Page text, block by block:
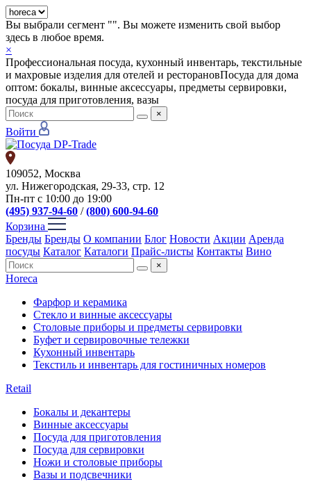
Вы выбрали сегмент "". Вы можете изменить свой выбор
здесь в любое время.
×
Профессиональная посуда, кухонный инвентарь, текстильные
и махровые изделия для отелей и ресторановПосуда для дома
оптом: бокалы, винные аксессуары, предметы сервировки,
посуда для приготовления, вазы
×
Войти
109052, Москва
ул. Нижегородская, 29-33, стр. 12
Пн-пт с 10:00 до 19:00
(495) 937-94-60 /(800) 600-94-60
Корзина
Бренды Бренды О компании Блог Новости Акции Аренда
посуды Каталог Каталоги Прайс-листы Контакты Вино
×
Horeca
Фарфор и керамика
Стекло и винные аксессуары
Столовые приборы и предметы сервировки
Буфет и сервировочные тележки
Кухонный инвентарь
Текстиль и инвентарь для гостиничных номеров
Retail
Бокалы и декантеры
Винные аксессуары
Посуда для приготовления
Посуда для сервировки
Ножи и столовые приборы
Вазы и подсвечники